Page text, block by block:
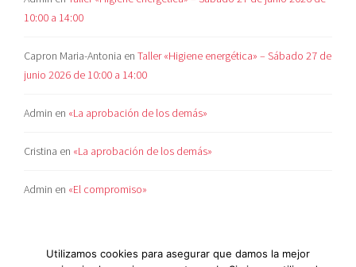
10:00 a 14:00
Capron Maria-Antonia enTaller «Higiene energética» – Sábado 27 de
junio 2026 de 10:00 a 14:00
Admin en «La aprobación de los demás»
Cristina en «La aprobación de los demás»
Admin en «El compromiso»
Utilizamos cookies para asegurar que damos la mejor